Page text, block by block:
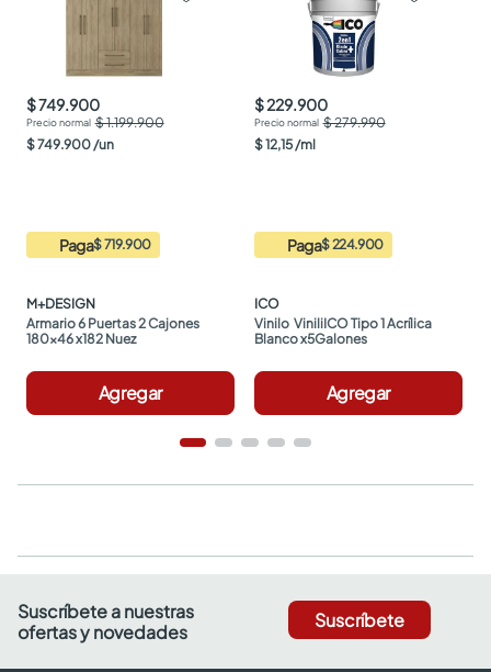
$ 749.900
$ 1.199.900
$749.900 /un
Paga$ 719.900
M+DESIGN
Armario 6 Puertas 2 Cajones
180x46 x182 Nuez
Agregar
$ 229.900
$ 279.990
$12,15 /ml
Paga$ 224.900
ICO
Vinilo  ViniliICO Tipo 1 Acrílica
Blanco x5Galones
Agregar
Suscríbete a nuestras
ofertas y novedades
Suscríbete